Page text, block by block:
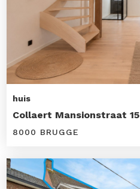
huis
Collaert Mansionstraat 15
8000 BRUGGE